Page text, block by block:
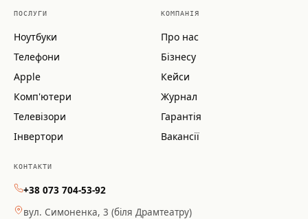
ПОСЛУГИ
Ноутбуки
Телефони
Apple
Комп'ютери
Телевізори
Інвертори
КОМПАНІЯ
Про нас
Бізнесу
Кейси
Журнал
Гарантія
Вакансії
КОНТАКТИ
+38 073 704-53-92
вул. Симоненка, 3 (біля Драмтеатру)